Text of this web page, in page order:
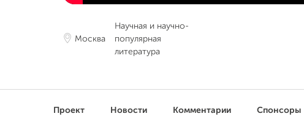
Москва
Научная и научно-
популярная
литература
Проект Новости Комментарии Спонсоры